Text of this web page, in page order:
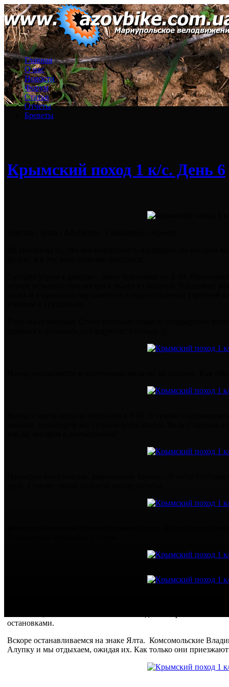
Главная
О нас
Новости
Форум
Статьи
Отчеты
Бреветы
Крымский поход 1 к/с. День 6
остановками.
Вскоре останавливаемся на знаке Ялта. Комсомольские
Алупку и мы отдыхаем, ожидая их. Как только они